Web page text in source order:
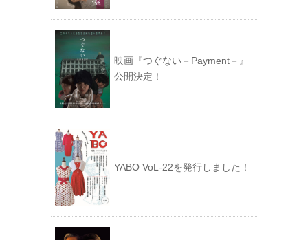
映画『つぐない－Payment－』
公開決定！
YABO VoL‐22を発行しました！